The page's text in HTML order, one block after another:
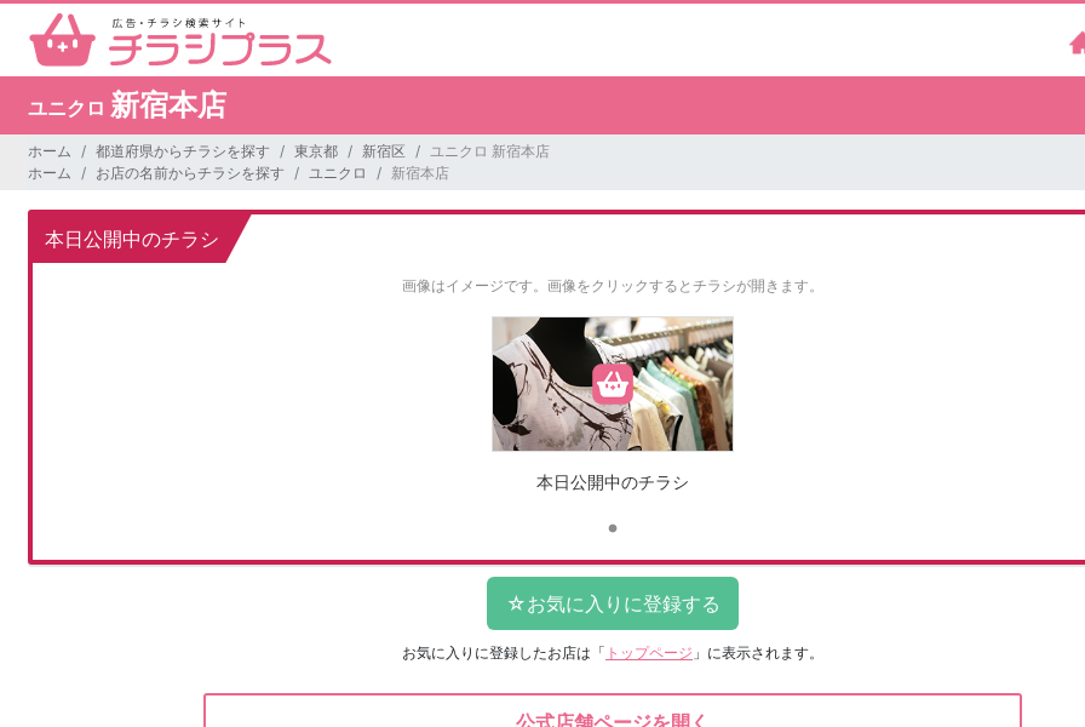
ユニクロ 新宿本店
ホーム 都道府県からチラシを探す 東京都 新宿区
ユニクロ 新宿本店
ホーム
お店の名前からチラシを探す ユニクロ 新宿本店
本日公開中のチラシ
画像はイメージです。 画像をクリックするとチラシが開きます。
本日公開中のチラシ
お気に入りに登録したお店は 「 トップページ 」に表示されます。